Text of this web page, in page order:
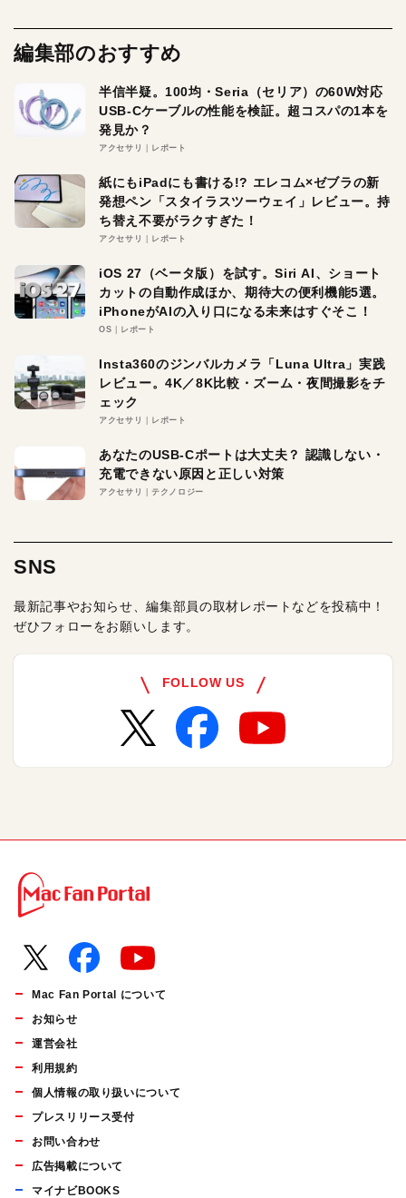
編集部のおすすめ
半信半疑。100均・Seria（セリア）の60W対応
USB-Cケーブルの性能を検証。超コスパの1本を
発見か？
アクセサリ レポート
紙にもiPadにも書ける!? エレコム×ゼブラの新
発想ペン「スタイラスツーウェイ」レビュー。持
ち替え不要がラクすぎた！
アクセサリ レポート
iOS 27（ベータ版）を試す。Siri AI、ショート
カットの自動作成ほか、期待大の便利機能5選。
iPhoneがAIの入り口になる未来はすぐそこ！
OS レポート
Insta360のジンバルカメラ「Luna Ultra」実践
レビュー。4K／8K比較・ズーム・夜間撮影をチ
ェック
アクセサリ レポート
あなたのUSB-Cポートは大丈夫？ 認識しない・
充電できない原因と正しい対策
アクセサリ テクノロジー
SNS
最新記事やお知らせ、編集部員の取材レポートなどを投稿中！
ぜひフォローをお願いします。
FOLLOW US
Mac Fan Portal について
お知らせ
運営会社
利用規約
個人情報の取り扱いについて
プレスリリース受付
お問い合わせ
広告掲載について
マイナビBOOKS